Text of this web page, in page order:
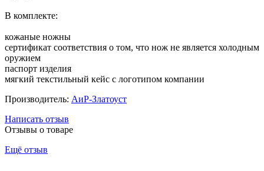
В комплекте:
кожаные ножны
сертификат соответствия о том, что нож не является холодным
оружием
паспорт изделия
мягкий текстильный кейс с логотипом компании
Производитель: АиР-Златоуст
Написать отзыв
Отзывы о товаре
Ещё отзыв